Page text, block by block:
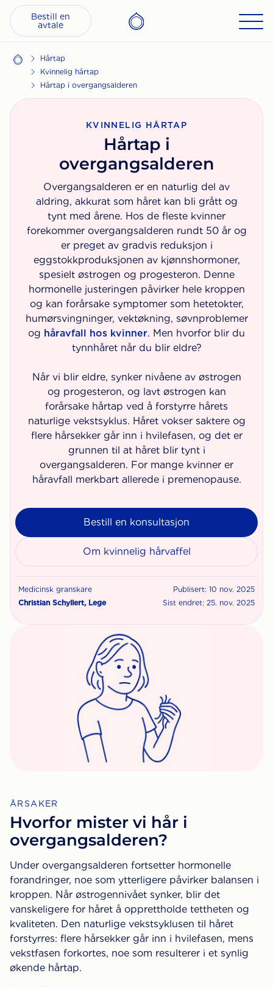
Bestill en
avtale
Hårtap
Kvinnelig hårtap
Hårtap i overgangsalderen
KVINNELIG HÅRTAP
Hårtap i
overgangsalderen
Overgangsalderen er en naturlig del av
aldring, akkurat som håret kan bli grått og
tynt med årene. Hos de fleste kvinner
forekommer overgangsalderen rundt 50 år og
er preget av gradvis reduksjon i
eggstokkproduksjonen av kjønnshormoner,
spesielt østrogen og progesteron. Denne
hormonelle justeringen påvirker hele kroppen
og kan forårsake symptomer som hetetokter,
humørsvingninger, vektøkning, søvnproblemer
og håravfall hos kvinner. Men hvorfor blir du
tynnhåret når du blir eldre?
Når vi blir eldre, synker nivåene av østrogen
og progesteron, og lavt østrogen kan
forårsake hårtap ved å forstyrre hårets
naturlige vekstsyklus. Håret vokser saktere og
flere hårsekker går inn i hvilefasen, og det er
grunnen til at håret blir tynt i
overgangsalderen. For mange kvinner er
håravfall merkbart allerede i premenopause.
Bestill en konsultasjon
Om kvinnelig hårvaffel
Medicinsk granskare
Publisert: 10 nov. 2025
Christian Schyllert, Lege
Sist endret: 25. nov. 2025
ÅRSAKER
Hvorfor mister vi hår i
overgangsalderen?
Under overgangsalderen fortsetter hormonelle
forandringer, noe som ytterligere påvirker balansen i
kroppen. Når østrogennivået synker, blir det
vanskeligere for håret å opprettholde tettheten og
kvaliteten. Den naturlige vekstsyklusen til håret
forstyrres: flere hårsekker går inn i hvilefasen, mens
vekstfasen forkortes, noe som resulterer i et synlig
økende hårtap.